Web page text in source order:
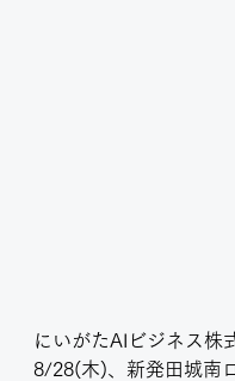
にいがたAIビジネス株
8/28(木)、新発田城南